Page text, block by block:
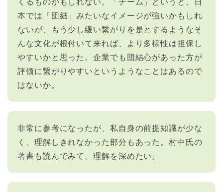
本では「団結」みたいなイメージが強いかもしれ
ないが、もう少し緩い繋がりを是とするようなそ
んな文化が根付いて来れば、より多様性は担保し
やすいかと思った。企業でも団結心があった方が
評価に繋がりやすいというようなことはあるので
はないか。
非常に参考になったが、私自身の前提知識が少な
く、理解しきれなかった部分もあった。村中氏の
著書も読んでみて、理解を深めたい。